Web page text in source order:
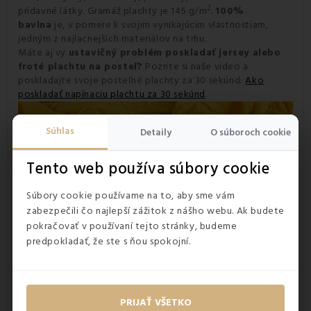
Súhlas Detaily O súboroch cookie
Tento web používa súbory cookie
Súbory cookie používame na to, aby sme vám
zabezpečili čo najlepší zážitok z nášho webu. Ak budete
pokračovať v používaní tejto stránky, budeme
predpokladať, že ste s ňou spokojní.
PRIJAŤ VŠETKO
prídavné látky. Gramáž plachty je 145 g/m2. 100%
bavlna je, v pomere k svojim vynikajúcim vlastnostiam,
jedným z najlacnejších materiálov na trhu.
Máte aj vy ustavičný problém poskladať jersey alebo
froté plachtu na posteľ? Pozrite si naše video a
poskladajte svoje posteľné plachty za 30 sekúnd: Ako
poskladať napínaciu plachtu za 30 sekúnd.
Pre jednoduché navliekania je súčasťou plachty